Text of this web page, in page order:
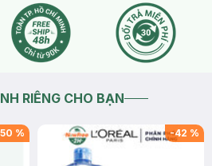
RIÊNG CHO BẠN
50 % -42 %